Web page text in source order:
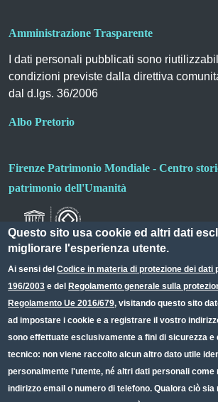
Amministrazione Trasparente
I dati personali pubblicati sono
condizioni previste dalla direttiva
dal d.lgs. 36/2006
Albo Pretorio
Firenze Patrimonio Mondiale - Centro
patrimonio dell'Umanità
Small prints
Useful links section
Redazione web
Privacy
Note legali
Questo sito usa cookie ed altri dati
migliorare l'esperienza utente.
Ai sensi delCodice in materia di protezione dei dati
196/2003 e del Regolamento generale sulla
Regolamento Ue 2016/679, visitando questo sito
ad impostare i cookie e a registrare il vostro
sono effettuate esclusivamente a fini di sicurezza e
tecnico: non viene raccolto alcun altro dato utile
personalmente l'utente, né altri dati personali come
indirizzo email o numero di telefono. Qualora ciò